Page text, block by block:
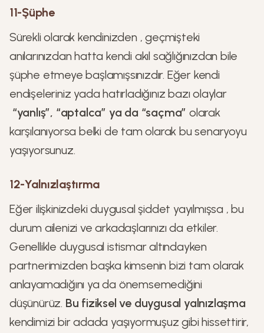
11-Şüphe
Sürekli olarak kendinizden , geçmişteki
anılarınızdan hatta kendi akıl sağlığınızdan bile
şüphe etmeye başlamışsınızdır. Eğer kendi
endişeleriniz yada hatırladığınız bazı olaylar
“yanlış”, “aptalca” ya da “saçma” olarak
karşılanıyorsa belki de tam olarak bu senaryoyu
yaşıyorsunuz.
12-Yalnızlaştırma
Eğer ilişkinizdeki duygusal şiddet yayılmışsa , bu
durum ailenizi ve arkadaşlarınızı da etkiler.
Genellikle duygusal istismar altındayken
partnerimizden başka kimsenin bizi tam olarak
anlayamadığını ya da önemsemediğini
düşünürüz. Bu fiziksel ve duygusal yalnızlaşma
kendimizi bir adada yaşıyormuşuz gibi hissettirir,